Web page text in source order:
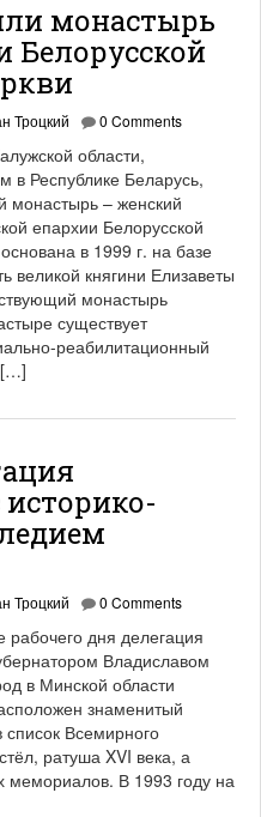
монастырь
Белорусской
Троцкий 0 Comments
области,
в Республике Беларусь,
монастырь – женский
епархии Белорусской
в 1999 г. на базе
великой княгини Елизаветы
монастырь
существует
реабилитационный
[…]
Троцкий 0 Comments
дня делегация
Владиславом
в Минской области
знаменитый
Всемирного
ратуша XVI века, а
мемориалов. В 1993 году на